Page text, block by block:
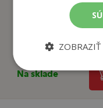
autor
Na sklade